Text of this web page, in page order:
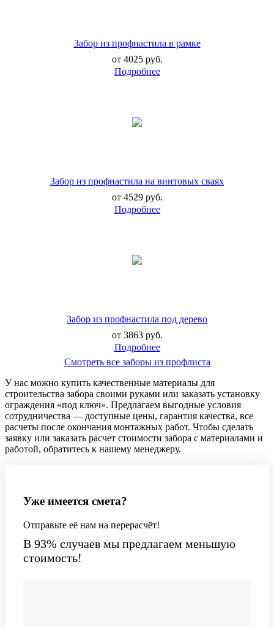
Забор из профнастила в рамке
от 4025 руб.
Забор из профнастила на винтовых сваях
от 4529 руб.
Забор из профнастила под дерево
от 3863 руб.
Смотреть все заборы из профлиста
У нас можно купить качественные материалы для
строительства забора своими руками или заказать установку
ограждения «под ключ». Предлагаем выгодные условия
сотрудничества — доступные цены, гарантия качества, все
расчеты после окончания монтажных работ. Чтобы сделать
заявку или заказать расчет стоимости забора с материалами и
работой, обратитесь к нашему менеджеру.
Уже имеется смета?
Отправьте её нам на перерасчёт!
В 93% случаев мы предлагаем меньшую
стоимость!